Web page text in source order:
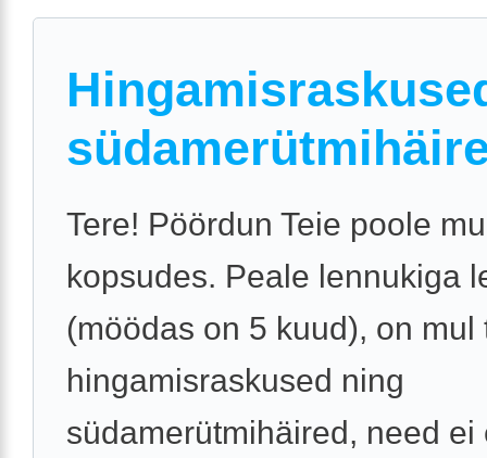
Tere! Pöördun Teie poole
kopsudes. Peale lennukiga
(möödas on 5 kuud), on mul
hingamisraskused ning
südamerütmihäired, need ei